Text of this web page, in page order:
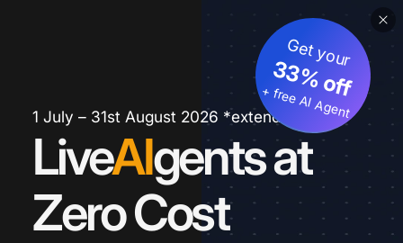
1 July – 31st August 2026 *extended
LiveAIgents at
Zero Cost
Get your
33% off
+ free AI Agent